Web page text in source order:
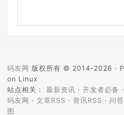
码友网 版权所有 © 2014-2026 ·
on Linux
站点相关： 最新资讯 · 开发者必备 ·
码友网 · 文章RSS · 资讯RSS · 问
图